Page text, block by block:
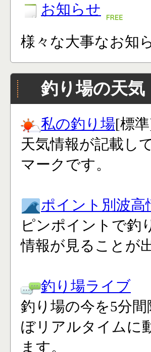
お知らせ
様々な大事なお知
釣り場の天気
私の釣り場[標
天気情報が記載し
マークです。
ポイント別波高
ピンポイントで釣
情報が見ることが
釣り場ライブ
釣り場の今を5分
ぼリアルタイムに
ます。